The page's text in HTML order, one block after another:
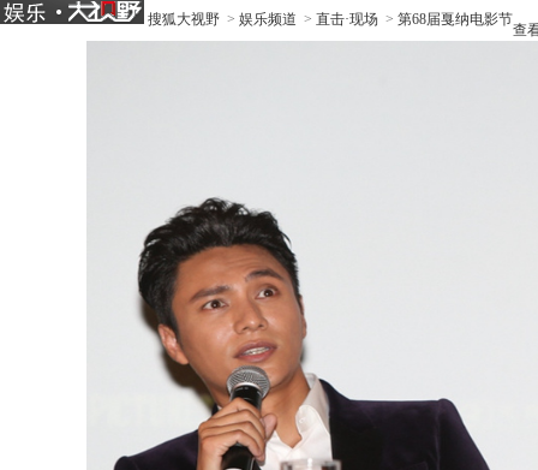
搜狐大视野 > 娱乐频道 > 直击·现场 > 第68届戛纳电影节
查